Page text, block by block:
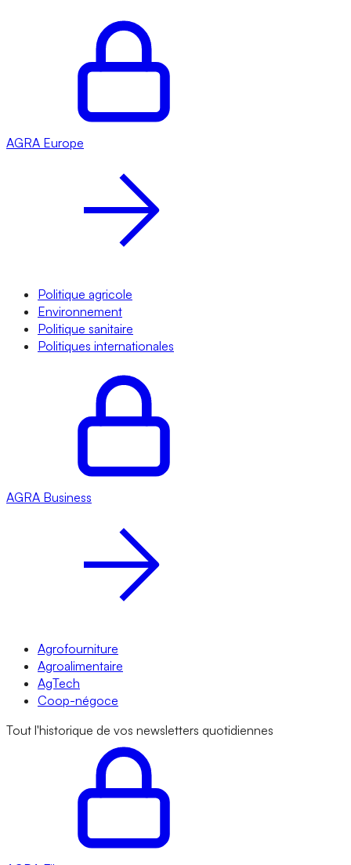
AGRA Europe
Politique agricole
Environnement
Politique sanitaire
Politiques internationales
AGRA Business
Agrofourniture
Agroalimentaire
AgTech
Coop-négoce
Tout l'historique de vos newsletters quotidiennes